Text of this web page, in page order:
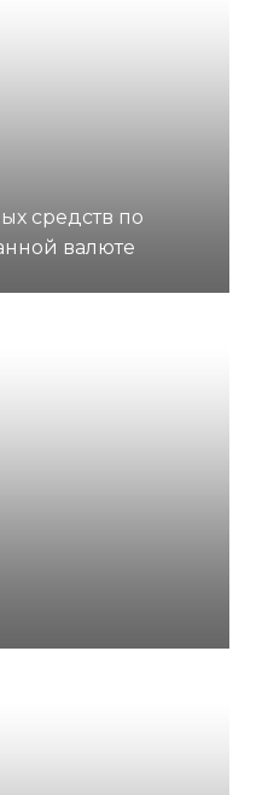
средств по
валюте